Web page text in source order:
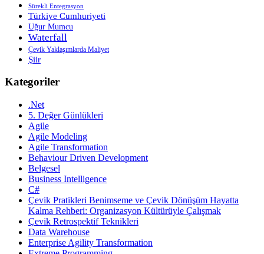
Sürekli Entegrasyon
Türkiye Cumhuriyeti
Uğur Mumcu
Waterfall
Çevik Yaklaşımlarda Maliyet
Şiir
Kategoriler
.Net
5. Değer Günlükleri
Agile
Agile Modeling
Agile Transformation
Behaviour Driven Development
Belgesel
Business Intelligence
C#
Çevik Pratikleri Benimseme ve Çevik Dönüşüm Hayatta
Kalma Rehberi: Organizasyon Kültürüyle Çalışmak
Çevik Retrospektif Teknikleri
Data Warehouse
Enterprise Agility Transformation